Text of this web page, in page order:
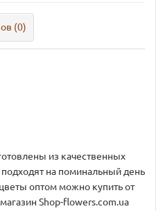
(0)
из качественных
на поминальный день
оптом можно купить от
Shop-flowers.com.ua